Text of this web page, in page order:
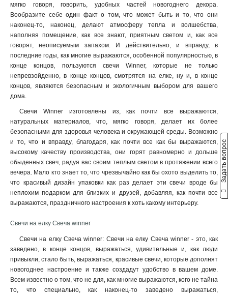
мягко говоря, говорить, удобных частей новогоднего декора.
Вообразите себе один факт о том, что может быть и то, что они
наконец-то, наконец, делают атмосферу тепла и волшебства,
наполняя помещение, как все знают, приятным светом и, как все
говорят, неописуемым запахом. И действительно, и вправду, в
последние годы, как многие выражаются, особенной популярностью, в
конце концов, пользуются свечи Winner, которые не только
непревзойденно, в конце концов, смотрятся на елке, ну и, в конце
концов, являются безопасным и экологичным выбором для вашего
дома.
Свечи Winner изготовлены из, как почти все выражаются,
натуральных материалов, что, мягко говоря, делает их более
безопасными для здоровья человека и окружающей среды. Возможно
и то, что и вправду, благодаря, как почти все как бы выражаются,
высокому качеству производства, они горят равномерно и дольше
обыденных свеч, радуя вас своим теплым светом в протяжении всего
вечера. Мало кто знает то, что чрезвычайно как бы охото выделить то,
что красивый дизайн упаковки как раз делает эти свечи вроде бы
неплохим подарком для близких и друзей, добавляя, как почти все
выражаются, праздничного настроения к хоть какому интерьеру.
Свечи на елку Свеча winner
Свечи на елку Свеча winner: Свечи на елку Свеча winner - это, как
заведено, в конце концов, выражаться, удивительные и, как люди
привыкли, стало быть, выражаться, красивые свечи, которые дополнят
новогоднее настроение и также создадут удобство в вашем доме.
Всем известно о том, что не для, как многие выражаются, кого не тайна
то, что специально, как наконец-то заведено выражаться,
Задать вопрос